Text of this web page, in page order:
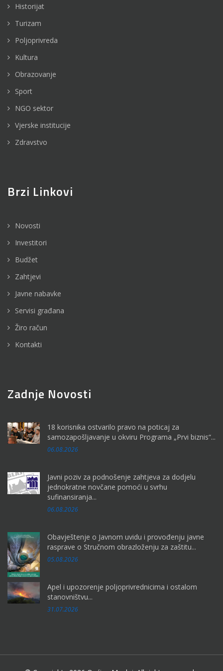
Historijat
Turizam
Poljoprivreda
Kultura
Obrazovanje
Sport
NGO sektor
Vjerske institucije
Zdravstvo
Brzi Linkovi
Novosti
Investitori
Budžet
Zahtjevi
Javne nabavke
Servisi građana
Žiro račun
Kontakti
Zadnje Novosti
18 korisnika ostvarilo pravo na poticaj za
samozapošljavanje u okviru Programa „Prvi biznis“...
06.08.2026
Javni poziv za podnošenje zahtjeva za dodjelu
jednokratne novčane pomoći u svrhu
sufinansiranja...
06.08.2026
Obavještenje o Javnom uvidu i provođenju javne
rasprave o Stručnom obrazloženju za zaštitu...
05.08.2026
Apel i upozorenje poljoprivrednicima i ostalom
stanovništvu...
31.07.2026